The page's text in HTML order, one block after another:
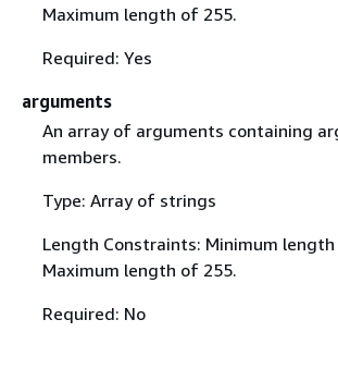
Maximum length of 255.
Required: Yes
arguments
An array of arguments containing
members.
Type: Array of strings
Length Constraints: Minimum
Maximum length of 255.
Required: No